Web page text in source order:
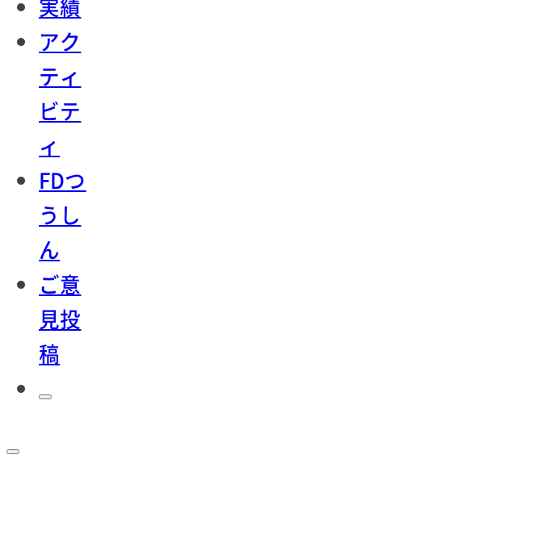
アク
ティ
ビテ
ィ
FDつ
うし
ん
ご意
見投
稿